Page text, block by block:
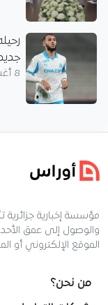
8 أغسطس 2026
والوصول إلى عمق
الموقع الإلكتروني أو
من نحن؟